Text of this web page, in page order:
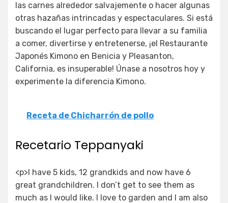
las carnes alrededor salvajemente o hacer algunas
otras hazañas intrincadas y espectaculares. Si está
buscando el lugar perfecto para llevar a su familia
a comer, divertirse y entretenerse, ¡el Restaurante
Japonés Kimono en Benicia y Pleasanton,
California, es insuperable! Únase a nosotros hoy y
experimente la diferencia Kimono.
Receta de Chicharrón de pollo
Recetario Teppanyaki
<p>I have 5 kids, 12 grandkids and now have 6
great grandchildren. I don’t get to see them as
much as I would like. I love to garden and I am also